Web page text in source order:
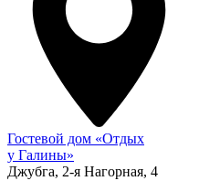
Гостевой дом «Отдых
у Галины»
Джубга, 2-я Нагорная, 4